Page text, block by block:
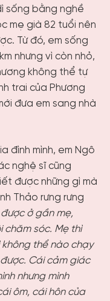
sống bằng nghề
mẹ già 82 tuổi nên
Từ đó, em sống
nhưng vì còn nhỏ,
không thể tự
trai của Phương
đưa em sang nhà
đình mình, em Ngô
nghệ sĩ cũng
được những gì mà
Thảo rưng rưng
được ở gần mẹ,
sóc. Mẹ thì
không thể nào chạy
Cái cảm giác
nhưng mình
ôm, cái hôn của